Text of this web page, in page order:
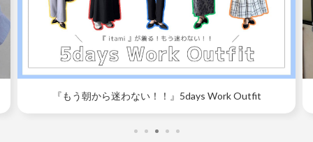
『もう朝から迷わない！！』5days Work Outfit